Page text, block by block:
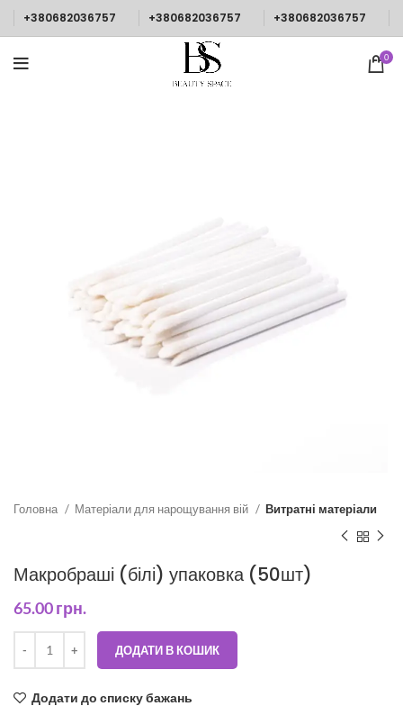
+380682036757 +380682036757 +380682036757
0
Головна Матеріали для нарощування вій Витратні матеріали
Макробраші (білі) упаковка (50шт)
65.00грн.
ДОДАТИ В КОШИК
Додати до списку бажань